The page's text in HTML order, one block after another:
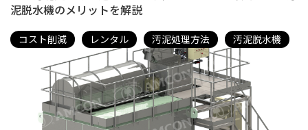
泥脱水機のメリットを解説
コスト削減 レンタル 汚泥処理方法 汚泥脱水機